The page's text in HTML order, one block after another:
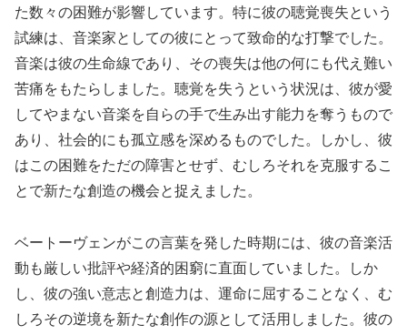
た数々の困難が影響しています。特に彼の聴覚喪失という
試練は、音楽家としての彼にとって致命的な打撃でした。
音楽は彼の生命線であり、その喪失は他の何にも代え難い
苦痛をもたらしました。聴覚を失うという状況は、彼が愛
してやまない音楽を自らの手で生み出す能力を奪うもので
あり、社会的にも孤立感を深めるものでした。しかし、彼
はこの困難をただの障害とせず、むしろそれを克服するこ
とで新たな創造の機会と捉えました。
ベートーヴェンがこの言葉を発した時期には、彼の音楽活
動も厳しい批評や経済的困窮に直面していました。しか
し、彼の強い意志と創造力は、運命に屈することなく、む
しろその逆境を新たな創作の源として活用しました。彼の